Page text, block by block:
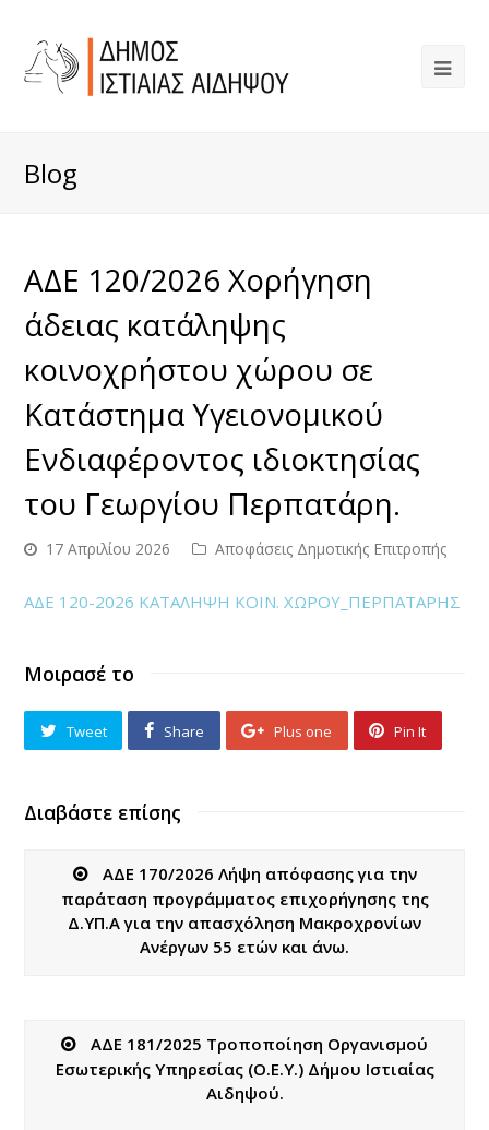
Blog
ΑΔΕ 120/2026 Χορήγηση
άδειας κατάληψης
κοινοχρήστου χώρου σε
Κατάστημα Υγειονομικού
Ενδιαφέροντος ιδιοκτησίας
του Γεωργίου Περπατάρη.
17 Απριλίου 2026 Αποφάσεις Δημοτικής Επιτροπής
ΑΔΕ 120-2026 ΚΑΤΑΛΗΨΗ ΚΟΙΝ. ΧΩΡΟΥ_ΠΕΡΠΑΤΑΡΗΣ
Μοιρασέ το
Tweet Share Plus one Pin It
Διαβάστε επίσης
ΑΔΕ 170/2026 Λήψη απόφασης για την
παράταση προγράμματος επιχορήγησης της
Δ.ΥΠ.Α για την απασχόληση Μακροχρονίων
Ανέργων 55 ετών και άνω.
ΑΔΕ 181/2025 Τροποποίηση Οργανισμού
Εσωτερικής Υπηρεσίας (Ο.Ε.Υ.) Δήμου Ιστιαίας
Αιδηψού.